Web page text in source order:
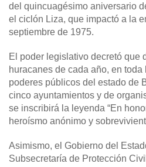
del quincuagésimo aniversario
el ciclón Liza, que impactó a la
septiembre de 1975.
El poder legislativo decretó que
huracanes de cada año, en
poderes públicos del estado de
cinco ayuntamientos y de
se inscribirá la leyenda “En
heroísmo anónimo y
Asimismo, el Gobierno del
Subsecretaría de Protección